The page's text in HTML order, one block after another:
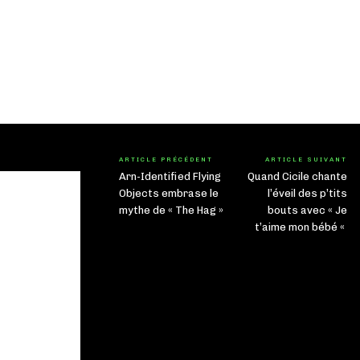
ARTICLE PRÉCÉDENT
Arn-Identified Flying
Objects embrase le
mythe de « The Hag »
ARTICLE SUIVANT
Quand Cicile chante
l’éveil des p’tits
bouts avec « Je
t’aime mon bébé «